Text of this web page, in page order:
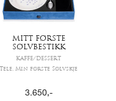
MITT FØRSTE
SØLVBESTIKK
KAFFE/DESSERT
Tele, Min første Sølvskje
3.650,-